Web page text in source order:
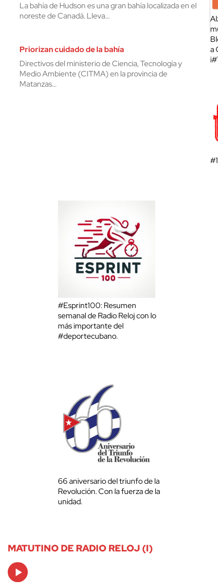
La bahía de Hudson es una gran bahía localizada en el
noreste de Canadá. Lleva…
Priorizan cuidado de la bahía
Directivos del ministerio de Ciencia, Tecnología y
Medio Ambiente (CITMA) en la provincia de
Matanzas…
a
#Esprint100: Resumen
semanal de Radio Reloj con lo
más importante del
#deportecubano.
66 aniversario del triunfo de la
Revolución. Con la fuerza de la
unidad.
MATUTINO DE RADIO RELOJ (I)
Audio
Player